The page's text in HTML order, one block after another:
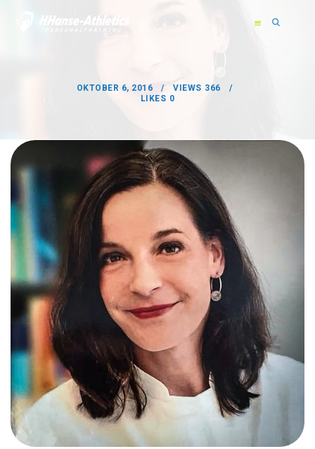
OKTOBER 6, 2016 366
VIEWS
0
LIKES
ÜBER MICH
TRAINING
BEWERTUNGEN
KONTAKT
info@hhanse-athletics.de
+49 1511 5226325